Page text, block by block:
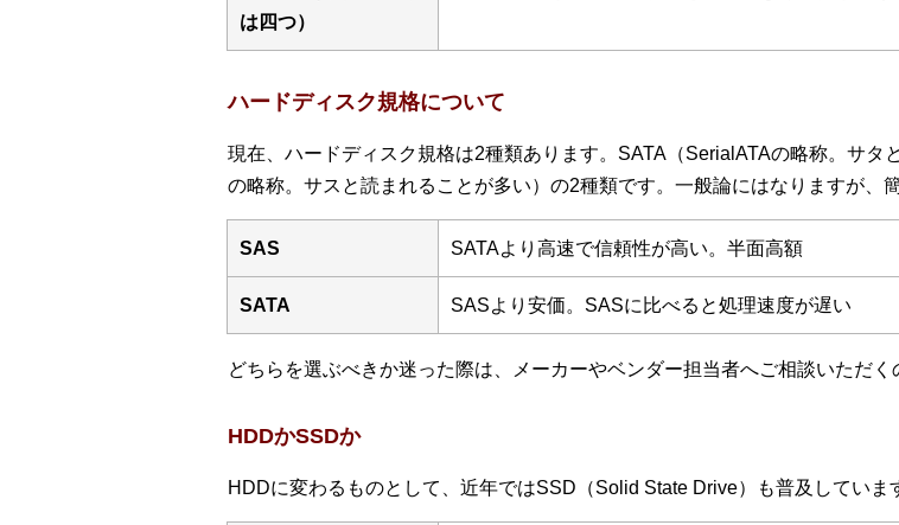
は四つ）
ハードディスク規格について
現在、ハードディスク規格は2種類あります。SATA（SerialATAの略称。サタ
の略称。サスと読まれることが多い）の2種類です。一般論にはなりますが、
SAS SATAより高速で信頼性が高い。半面高額
SATA SASより安価。SASに比べると処理速度が遅い
どちらを選ぶべきか迷った際は、メーカーやベンダー担当者へご相談いただく
HDDかSSDか
HDDに変わるものとして、近年ではSSD（Solid State Drive）も普及していま